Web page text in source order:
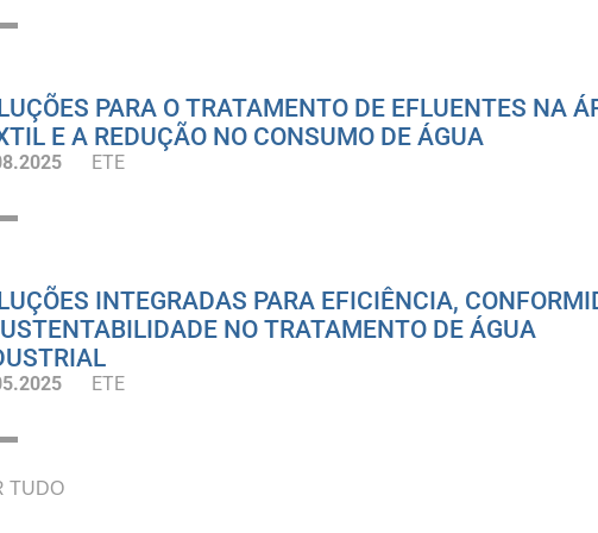
PARA O TRATAMENTO DE EFLUENTES NA
E A REDUÇÃO NO CONSUMO DE ÁGUA
ETE
INTEGRADAS PARA EFICIÊNCIA,
NO TRATAMENTO DE ÁGUA
ETE
TUDO